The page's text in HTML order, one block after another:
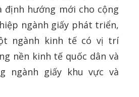
định hướng mới cho cộng
ngành giấy phát triển,
ngành kinh tế có vị trí
nền kinh tế quốc dân và
ngành giấy khu vực và